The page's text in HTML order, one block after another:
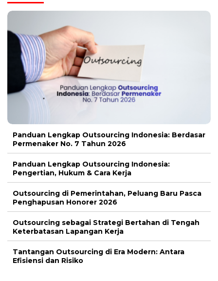
Panduan Lengkap Outsourcing Indonesia: Berdasar
Permenaker No. 7 Tahun 2026
Panduan Lengkap Outsourcing Indonesia:
Pengertian, Hukum & Cara Kerja
Outsourcing di Pemerintahan, Peluang Baru Pasca
Penghapusan Honorer 2026
Outsourcing sebagai Strategi Bertahan di Tengah
Keterbatasan Lapangan Kerja
Tantangan Outsourcing di Era Modern: Antara
Efisiensi dan Risiko